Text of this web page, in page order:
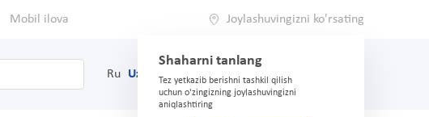
Mobil ilova Joylashuvingizni ko'rsating
Shaharni tanlang
Tez yetkazib berishni tashkil qilish
uchun o'zingizning joylashuvingizni
aniqlashtiring
Ru Uz (71) 200-03-03